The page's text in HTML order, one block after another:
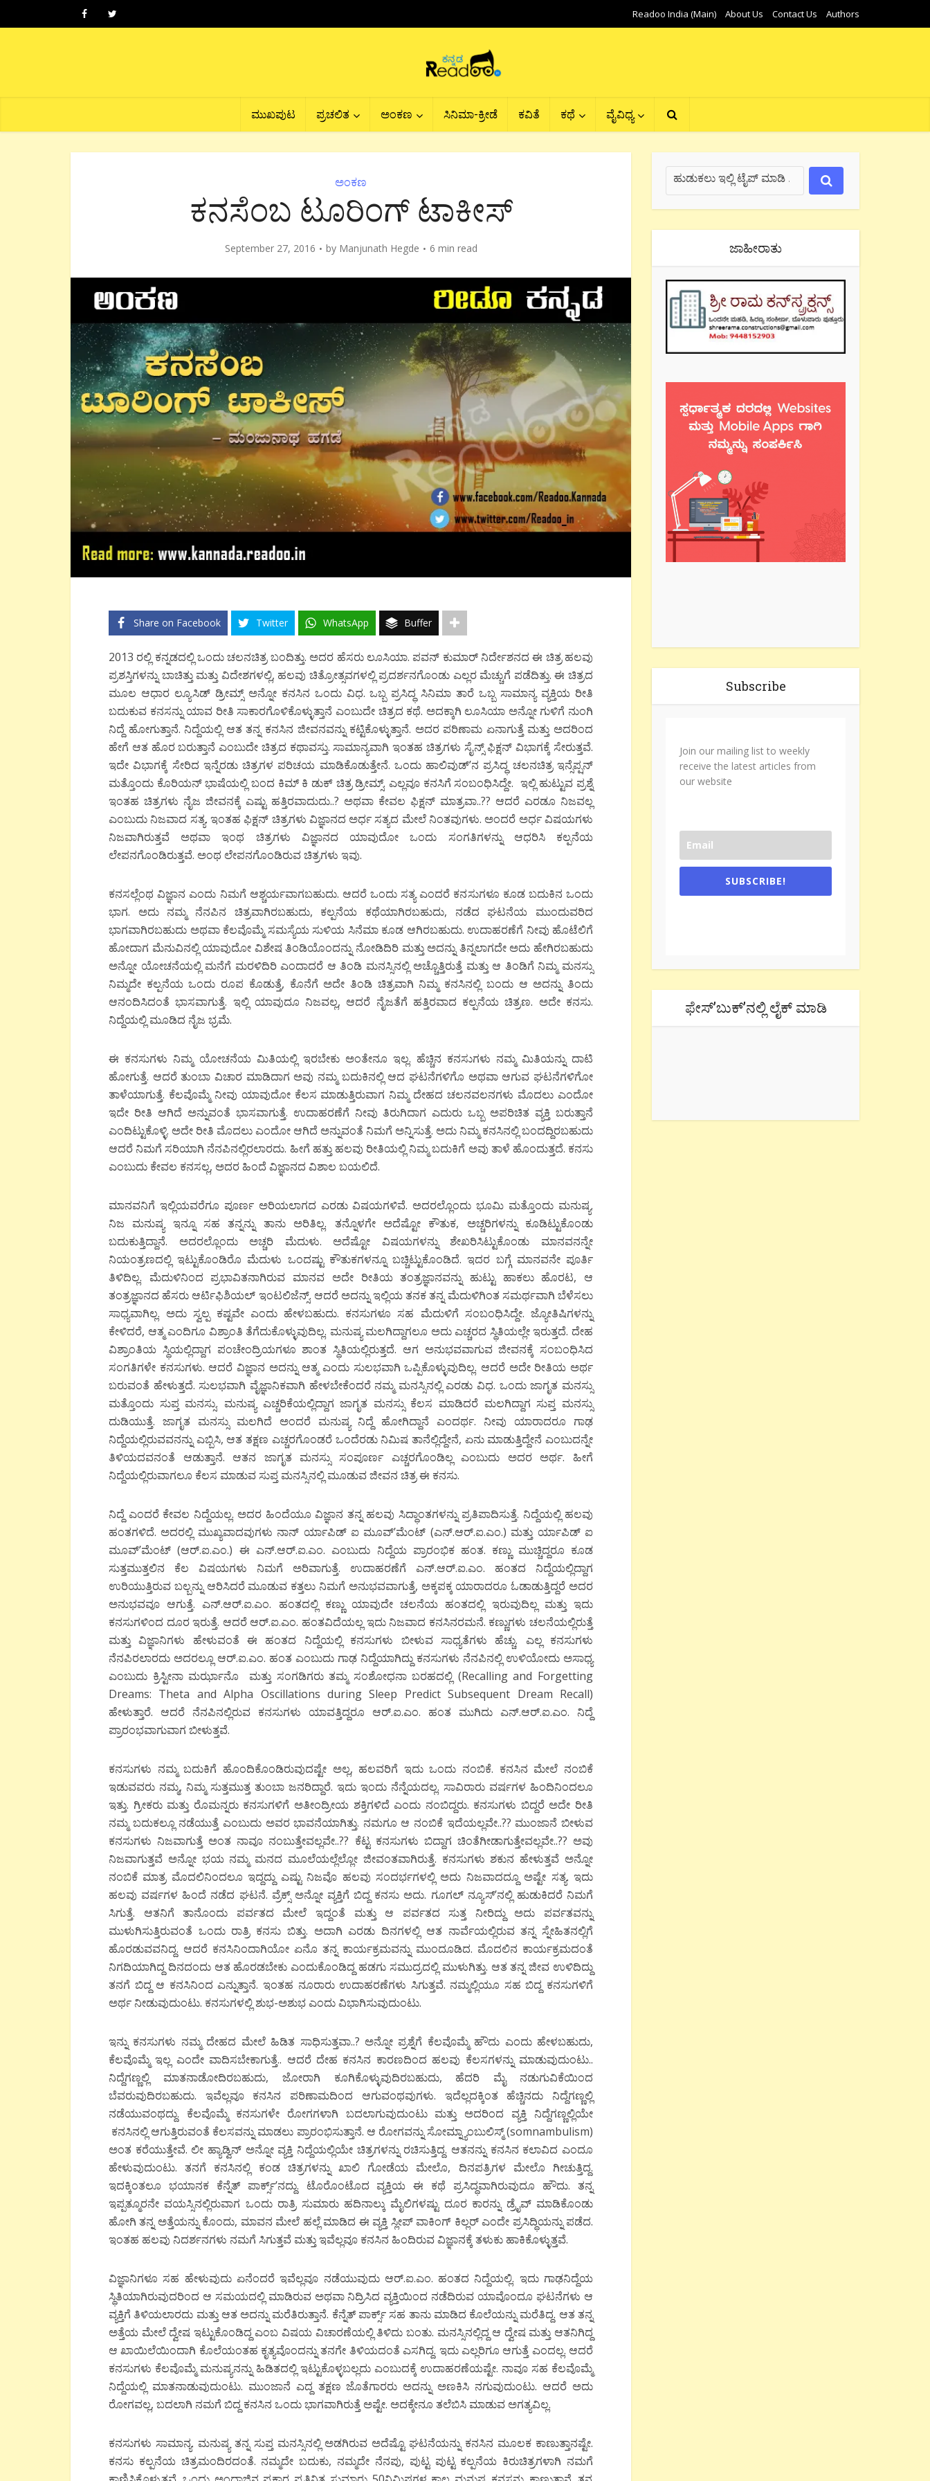
Readoo India (Main) About Us Contact Us Authors
ಮುಖಪುಟ ಪ್ರಚಲಿತ ಅಂಕಣ ಸಿನಿಮಾ-ಕ್ರೀಡೆ ಕವಿತೆ ಕಥೆ ವೈವಿಧ್ಯ
ಅಂಕಣ
ಕನಸೆಂಬ ಟೂರಿಂಗ್ ಟಾಕೀಸ್
September 27, 2016 by Manjunath Hegde 6 min read
Share on Facebook Twitter WhatsApp Buffer
2013 ರಲ್ಲಿ ಕನ್ನಡದಲ್ಲಿ ಒಂದು ಚಲನಚಿತ್ರ ಬಂದಿತ್ತು. ಅದರ ಹೆಸರು ಲೂಸಿಯಾ. ಪವನ್ ಕುಮಾರ್ ನಿರ್ದೇಶನದ ಈ ಚಿತ್ರ ಹಲವು
ಪ್ರಶಸ್ತಿಗಳನ್ನು ಬಾಚಿತ್ತು ಮತ್ತು ವಿದೇಶಗಳಲ್ಲಿ, ಹಲವು ಚಿತ್ರೋತ್ಸವಗಳಲ್ಲಿ ಪ್ರದರ್ಶನಗೊಂಡು ಎಲ್ಲರ ಮೆಚ್ಚುಗೆ ಪಡೆದಿತ್ತು. ಈ ಚಿತ್ರದ
ಮೂಲ ಆಧಾರ ಲ್ಯೂಸಿಡ್ ಡ್ರೀಮ್ಸ್ ಅನ್ನೋ ಕನಸಿನ ಒಂದು ವಿಧ. ಒಬ್ಬ ಪ್ರಸಿದ್ಧ ಸಿನಿಮಾ ತಾರೆ ಒಬ್ಬ ಸಾಮಾನ್ಯ ವ್ಯಕ್ತಿಯ ರೀತಿ
ಬದುಕುವ ಕನಸನ್ನು ಯಾವ ರೀತಿ ಸಾಕಾರಗೊಳಿಕೊಳ್ಳುತ್ತಾನೆ ಎಂಬುದೇ ಚಿತ್ರದ ಕಥೆ. ಅದಕ್ಕಾಗಿ ಲೂಸಿಯಾ ಅನ್ನೋ ಗುಳಿಗೆ ನುಂಗಿ
ನಿದ್ದೆ ಹೋಗುತ್ತಾನೆ. ನಿದ್ದೆಯಲ್ಲಿ ಆತ ತನ್ನ ಕನಸಿನ ಜೀವನವನ್ನು ಕಟ್ಟಿಕೊಳ್ಳುತ್ತಾನೆ. ಅದರ ಪರಿಣಾಮ ಏನಾಗುತ್ತೆ ಮತ್ತು ಅದರಿಂದ
ಹೇಗೆ ಆತ ಹೊರ ಬರುತ್ತಾನೆ ಎಂಬುದೇ ಚಿತ್ರದ ಕಥಾವಸ್ತು. ಸಾಮಾನ್ಯವಾಗಿ ಇಂತಹ ಚಿತ್ರಗಳು ಸೈನ್ಸ್ ಫಿಕ್ಷನ್ ವಿಭಾಗಕ್ಕೆ ಸೇರುತ್ತವೆ.
ಇದೇ ವಿಭಾಗಕ್ಕೆ ಸೇರಿದ ಇನ್ನೆರಡು ಚಿತ್ರಗಳ ಪರಿಚಯ ಮಾಡಿಕೊಡುತ್ತೇನೆ. ಒಂದು ಹಾಲಿವುಡ್’ನ ಪ್ರಸಿದ್ಧ ಚಲನಚಿತ್ರ ಇನ್ಸೆಪ್ಷನ್
ಮತ್ತೊಂದು ಕೊರಿಯನ್ ಭಾಷೆಯಲ್ಲಿ ಬಂದ ಕಿಮ್ ಕಿ ಡುಕ್ ಚಿತ್ರ ಡ್ರೀಮ್ಸ್. ಎಲ್ಲವೂ ಕನಸಿಗೆ ಸಂಬಂಧಿಸಿದ್ದೇ. ಇಲ್ಲಿ ಹುಟ್ಟುವ ಪ್ರಶ್ನೆ
ಇಂತಹ ಚಿತ್ರಗಳು ನೈಜ ಜೀವನಕ್ಕೆ ಎಷ್ಟು ಹತ್ತಿರವಾದುದು..? ಅಥವಾ ಕೇವಲ ಫಿಕ್ಷನ್ ಮಾತ್ರವಾ..?? ಆದರೆ ಎರಡೂ ನಿಜವಲ್ಲ
ಎಂಬುದು ನಿಜವಾದ ಸತ್ಯ. ಇಂತಹ ಫಿಕ್ಷನ್ ಚಿತ್ರಗಳು ವಿಜ್ಞಾನದ ಅರ್ಧ ಸತ್ಯದ ಮೇಲೆ ನಿಂತವುಗಳು. ಅಂದರೆ ಅರ್ಧ ವಿಷಯಗಳು
ನಿಜವಾಗಿರುತ್ತವೆ ಅಥವಾ ಇಂಥ ಚಿತ್ರಗಳು ವಿಜ್ಞಾನದ ಯಾವುದೋ ಒಂದು ಸಂಗತಿಗಳನ್ನು ಆಧರಿಸಿ ಕಲ್ಪನೆಯ
ಲೇಪನಗೊಂಡಿರುತ್ತವೆ. ಅಂಥ ಲೇಪನಗೊಂಡಿರುವ ಚಿತ್ರಗಳು ಇವು.
ಕನಸಲ್ಲೆಂಥ ವಿಜ್ಞಾನ ಎಂದು ನಿಮಗೆ ಆಶ್ಚರ್ಯವಾಗಬಹುದು. ಆದರೆ ಒಂದು ಸತ್ಯ ಎಂದರೆ ಕನಸುಗಳೂ ಕೂಡ ಬದುಕಿನ ಒಂದು
ಭಾಗ. ಅದು ನಮ್ಮ ನೆನಪಿನ ಚಿತ್ರವಾಗಿರಬಹುದು, ಕಲ್ಪನೆಯ ಕಥೆಯಾಗಿರಬಹುದು, ನಡೆದ ಘಟನೆಯ ಮುಂದುವರಿದ
ಭಾಗವಾಗಿರಬಹುದು ಅಥವಾ ಕೆಲವೊಮ್ಮೆ ಸಮಸ್ಯೆಯ ಸುಳಿಯ ಸಿನೆಮಾ ಕೂಡ ಆಗಿರಬಹುದು. ಉದಾಹರಣೆಗೆ ನೀವು ಹೊಟೆಲಿಗೆ
ಹೋದಾಗ ಮೆನುವಿನಲ್ಲಿ ಯಾವುದೋ ವಿಶೇಷ ತಿಂಡಿಯೊಂದನ್ನು ನೋಡಿದಿರಿ ಮತ್ತು ಅದನ್ನು ತಿನ್ನಲಾಗದೇ ಅದು ಹೇಗಿರಬಹುದು
ಅನ್ನೋ ಯೋಚನೆಯಲ್ಲಿ ಮನೆಗೆ ಮರಳಿದಿರಿ ಎಂದಾದರೆ ಆ ತಿಂಡಿ ಮನಸ್ಸಿನಲ್ಲಿ ಅಚ್ಚೊತ್ತಿರುತ್ತೆ ಮತ್ತು ಆ ತಿಂಡಿಗೆ ನಿಮ್ಮ ಮನಸ್ಸು
ನಿಮ್ಮದೇ ಕಲ್ಪನೆಯ ಒಂದು ರೂಪ ಕೊಡುತ್ತೆ, ಕೊನೆಗೆ ಅದೇ ತಿಂಡಿ ಚಿತ್ರವಾಗಿ ನಿಮ್ಮ ಕನಸಿನಲ್ಲಿ ಬಂದು ಆ ಅದನ್ನು ತಿಂದು
ಆನಂದಿಸಿದಂತೆ ಭಾಸವಾಗುತ್ತೆ. ಇಲ್ಲಿ ಯಾವುದೂ ನಿಜವಲ್ಲ, ಆದರೆ ನೈಜತೆಗೆ ಹತ್ತಿರವಾದ ಕಲ್ಪನೆಯ ಚಿತ್ರಣ. ಅದೇ ಕನಸು.
ನಿದ್ದೆಯಲ್ಲಿ ಮೂಡಿದ ನೈಜ ಭ್ರಮೆ.
ಈ ಕನಸುಗಳು ನಿಮ್ಮ ಯೋಚನೆಯ ಮಿತಿಯಲ್ಲಿ ಇರಬೇಕು ಅಂತೇನೂ ಇಲ್ಲ. ಹೆಚ್ಚಿನ ಕನಸುಗಳು ನಮ್ಮ ಮಿತಿಯನ್ನು ದಾಟಿ
ಹೋಗುತ್ತೆ. ಆದರೆ ತುಂಬಾ ವಿಚಾರ ಮಾಡಿದಾಗ ಅವು ನಮ್ಮ ಬದುಕಿನಲ್ಲಿ ಆದ ಘಟನೆಗಳಿಗೊ ಅಥವಾ ಆಗುವ ಘಟನೆಗಳಿಗೋ
ತಾಳೆಯಾಗುತ್ತೆ. ಕೆಲವೊಮ್ಮೆ ನೀವು ಯಾವುದೋ ಕೆಲಸ ಮಾಡುತ್ತಿರುವಾಗ ನಿಮ್ಮ ದೇಹದ ಚಲನವಲನಗಳು ಮೊದಲು ಎಂದೋ
ಇದೇ ರೀತಿ ಆಗಿದೆ ಅನ್ನುವಂತೆ ಭಾಸವಾಗುತ್ತೆ. ಉದಾಹರಣೆಗೆ ನೀವು ತಿರುಗಿದಾಗ ಎದುರು ಒಬ್ಬ ಅಪರಿಚಿತ ವ್ಯಕ್ತಿ ಬರುತ್ತಾನೆ
ಎಂದಿಟ್ಟುಕೊಳ್ಳಿ. ಅದೇ ರೀತಿ ಮೊದಲು ಎಂದೋ ಆಗಿದೆ ಅನ್ನುವಂತೆ ನಿಮಗೆ ಅನ್ನಿಸುತ್ತೆ. ಅದು ನಿಮ್ಮ ಕನಸಿನಲ್ಲಿ ಬಂದದ್ದಿರಬಹುದು
ಆದರೆ ನಿಮಗೆ ಸರಿಯಾಗಿ ನೆನಪಿನಲ್ಲಿರಲಾರದು. ಹೀಗೆ ಹತ್ತು ಹಲವು ರೀತಿಯಲ್ಲಿ ನಿಮ್ಮ ಬದುಕಿಗೆ ಅವು ತಾಳೆ ಹೊಂದುತ್ತದೆ. ಕನಸು
ಎಂಬುದು ಕೇವಲ ಕನಸಲ್ಲ, ಅದರ ಹಿಂದೆ ವಿಜ್ಞಾನದ ವಿಶಾಲ ಬಯಲಿದೆ.
ಮಾನವನಿಗೆ ಇಲ್ಲಿಯವರೆಗೂ ಪೂರ್ಣ ಅರಿಯಲಾಗದ ಎರಡು ವಿಷಯಗಳಿವೆ. ಅದರಲ್ಲೊಂದು ಭೂಮಿ ಮತ್ತೊಂದು ಮನುಷ್ಯ.
ನಿಜ ಮನುಷ್ಯ ಇನ್ನೂ ಸಹ ತನ್ನನ್ನು ತಾನು ಅರಿತಿಲ್ಲ. ತನ್ನೊಳಗೇ ಅದೆಷ್ಟೋ ಕೌತುಕ, ಅಚ್ಚರಿಗಳನ್ನು ಕೂಡಿಟ್ಟುಕೊಂಡು
ಬದುಕುತ್ತಿದ್ದಾನೆ. ಅದರಲ್ಲೊಂದು ಅಚ್ಚರಿ ಮೆದುಳು. ಅದೆಷ್ಟೋ ವಿಷಯಗಳನ್ನು ಶೇಖರಿಸಿಟ್ಟುಕೊಂಡು ಮಾನವನನ್ನೇ
ನಿಯಂತ್ರಣದಲ್ಲಿ ಇಟ್ಟುಕೊಂಡಿರೊ ಮೆದುಳು ಒಂದಷ್ಟು ಕೌತುಕಗಳನ್ನೂ ಬಚ್ಚಿಟ್ಟುಕೊಂಡಿದೆ. ಇದರ ಬಗ್ಗೆ ಮಾನವನೇ ಪೂರ್ತಿ
ತಿಳಿದಿಲ್ಲ. ಮೆದುಳಿನಿಂದ ಪ್ರಭಾವಿತನಾಗಿರುವ ಮಾನವ ಅದೇ ರೀತಿಯ ತಂತ್ರಜ್ಞಾನವನ್ನು ಹುಟ್ಟು ಹಾಕಲು ಹೊರಟ, ಆ
ತಂತ್ರಜ್ಞಾನದ ಹೆಸರು ಆರ್ಟಿಫಿಶಿಯಲ್ ಇಂಟಲಿಜೆನ್ಸ್. ಆದರೆ ಅದನ್ನು ಇಲ್ಲಿಯ ತನಕ ತನ್ನ ಮೆದುಳಿಗಿಂತ ಸಮರ್ಥವಾಗಿ ಬೆಳೆಸಲು
ಸಾಧ್ಯವಾಗಿಲ್ಲ. ಅದು ಸ್ವಲ್ಪ ಕಷ್ಟವೇ ಎಂದು ಹೇಳಬಹುದು. ಕನಸುಗಳೂ ಸಹ ಮೆದುಳಿಗೆ ಸಂಬಂಧಿಸಿದ್ದೇ. ಜ್ಯೋತಿಷಿಗಳನ್ನು
ಕೇಳಿದರೆ, ಆತ್ಮ ಎಂದಿಗೂ ವಿಶ್ರಾಂತಿ ತೆಗೆದುಕೊಳ್ಳುವುದಿಲ್ಲ. ಮನುಷ್ಯ ಮಲಗಿದ್ದಾಗಲೂ ಅದು ಎಚ್ಚರದ ಸ್ಥಿತಿಯಲ್ಲೇ ಇರುತ್ತದೆ. ದೇಹ
ವಿಶ್ರಾಂತಿಯ ಸ್ಥಿಯಲ್ಲಿದ್ದಾಗ ಪಂಚೇಂದ್ರಿಯಗಳೂ ಶಾಂತ ಸ್ಥಿತಿಯಲ್ಲಿರುತ್ತದೆ. ಆಗ ಅನುಭವವಾಗುವ ಜೀವನಕ್ಕೆ ಸಂಬಂಧಿಸಿದ
ಸಂಗತಿಗಳೇ ಕನಸುಗಳು. ಆದರೆ ವಿಜ್ಞಾನ ಅದನ್ನು ಆತ್ಮ ಎಂದು ಸುಲಭವಾಗಿ ಒಪ್ಪಿಕೊಳ್ಳುವುದಿಲ್ಲ. ಆದರೆ ಅದೇ ರೀತಿಯ ಅರ್ಥ
ಬರುವಂತೆ ಹೇಳುತ್ತದೆ. ಸುಲಭವಾಗಿ ವೈಜ್ಞಾನಿಕವಾಗಿ ಹೇಳಬೇಕೆಂದರೆ ನಮ್ಮ ಮನಸ್ಸಿನಲ್ಲಿ ಎರಡು ವಿಧ. ಒಂದು ಜಾಗೃತ ಮನಸ್ಸು
ಮತ್ತೊಂದು ಸುಪ್ತ ಮನಸ್ಸು. ಮನುಷ್ಯ ಎಚ್ಚರಿಕೆಯಲ್ಲಿದ್ದಾಗ ಜಾಗೃತ ಮನಸ್ಸು ಕೆಲಸ ಮಾಡಿದರೆ ಮಲಗಿದ್ದಾಗ ಸುಪ್ತ ಮನಸ್ಸು
ದುಡಿಯುತ್ತೆ. ಜಾಗೃತ ಮನಸ್ಸು ಮಲಗಿದೆ ಅಂದರೆ ಮನುಷ್ಯ ನಿದ್ದೆ ಹೋಗಿದ್ದಾನೆ ಎಂದರ್ಥ. ನೀವು ಯಾರಾದರೂ ಗಾಢ
ನಿದ್ದೆಯಲ್ಲಿರುವವನನ್ನು ಎಬ್ಬಿಸಿ, ಆತ ತಕ್ಷಣ ಎಚ್ಚರಗೊಂಡರೆ ಒಂದೆರಡು ನಿಮಿಷ ತಾನೆಲ್ಲಿದ್ದೇನೆ, ಏನು ಮಾಡುತ್ತಿದ್ದೇನೆ ಎಂಬುದನ್ನೇ
ತಿಳಿಯದವನಂತೆ ಆಡುತ್ತಾನೆ. ಆತನ ಜಾಗೃತ ಮನಸ್ಸು ಸಂಪೂರ್ಣ ಎಚ್ಚರಗೊಂಡಿಲ್ಲ ಎಂಬುದು ಅದರ ಅರ್ಥ. ಹೀಗೆ
ನಿದ್ದೆಯಲ್ಲಿರುವಾಗಲೂ ಕೆಲಸ ಮಾಡುವ ಸುಪ್ತ ಮನಸ್ಸಿನಲ್ಲಿ ಮೂಡುವ ಜೀವನ ಚಿತ್ರ ಈ ಕನಸು.
ನಿದ್ದೆ ಎಂದರೆ ಕೇವಲ ನಿದ್ದೆಯಲ್ಲ. ಅದರ ಹಿಂದೆಯೂ ವಿಜ್ಞಾನ ತನ್ನ ಹಲವು ಸಿದ್ಧಾಂತಗಳನ್ನು ಪ್ರತಿಪಾದಿಸುತ್ತೆ. ನಿದ್ದೆಯಲ್ಲಿ ಹಲವು
ಹಂತಗಳಿದೆ. ಅದರಲ್ಲಿ ಮುಖ್ಯವಾದವುಗಳು ನಾನ್ ರ್ಯಾಪಿಡ್ ಐ ಮೂವ್’ಮೆಂಟ್ (ಎನ್.ಆರ್.ಐ.ಎಂ.) ಮತ್ತು ರ್ಯಾಪಿಡ್ ಐ
ಮೂವ್’ಮೆಂಟ್ (ಆರ್.ಐ.ಎಂ.) ಈ ಎನ್.ಆರ್.ಐ.ಎಂ. ಎಂಬುದು ನಿದ್ದೆಯ ಪ್ರಾರಂಭಿಕ ಹಂತ. ಕಣ್ಣು ಮುಚ್ಚಿದ್ದರೂ ಕೂಡ
ಸುತ್ತಮುತ್ತಲಿನ ಕೆಲ ವಿಷಯಗಳು ನಿಮಗೆ ಅರಿವಾಗುತ್ತೆ. ಉದಾಹರಣೆಗೆ ಎನ್.ಆರ್.ಐ.ಎಂ. ಹಂತದ ನಿದ್ದೆಯಲ್ಲಿದ್ದಾಗ
ಉರಿಯುತ್ತಿರುವ ಬಲ್ಬನ್ನು ಆರಿಸಿದರೆ ಮೂಡುವ ಕತ್ತಲು ನಿಮಗೆ ಅನುಭವವಾಗುತ್ತೆ, ಅಕ್ಕಪಕ್ಕ ಯಾರಾದರೂ ಓಡಾಡುತ್ತಿದ್ದರೆ ಅದರ
ಅನುಭವವೂ ಆಗುತ್ತೆ. ಎನ್.ಆರ್.ಐ.ಎಂ. ಹಂತದಲ್ಲಿ ಕಣ್ಣು ಯಾವುದೇ ಚಲನೆಯ ಹಂತದಲ್ಲಿ ಇರುವುದಿಲ್ಲ ಮತ್ತು ಇದು
ಕನಸುಗಳಿಂದ ದೂರ ಇರುತ್ತೆ. ಆದರೆ ಆರ್.ಐ.ಎಂ. ಹಂತವಿದೆಯಲ್ಲ ಇದು ನಿಜವಾದ ಕನಸಿನರಮನೆ. ಕಣ್ಣುಗಳು ಚಲನೆಯಲ್ಲಿರುತ್ತೆ
ಮತ್ತು ವಿಜ್ಞಾನಿಗಳು ಹೇಳುವಂತೆ ಈ ಹಂತದ ನಿದ್ದೆಯಲ್ಲಿ ಕನಸುಗಳು ಬೀಳುವ ಸಾಧ್ಯತೆಗಳು ಹೆಚ್ಚು. ಎಲ್ಲ ಕನಸುಗಳು
ನೆನಪಿರಲಾರದು ಅದರಲ್ಲೂ ಆರ್.ಐ.ಎಂ. ಹಂತ ಎಂಬುದು ಗಾಢ ನಿದ್ದೆಯಾಗಿದ್ದು ಕನಸುಗಳು ನೆನಪಿನಲ್ಲಿ ಉಳಿಯೋದು ಅಸಾಧ್ಯ
ಎಂಬುದು ಕ್ರಿಸ್ಟೀನಾ ಮರ್ಝಾನೊ ಮತ್ತು ಸಂಗಡಿಗರು ತಮ್ಮ ಸಂಶೋಧನಾ ಬರಹದಲ್ಲಿ (Recalling and Forgetting
Dreams: Theta and Alpha Oscillations during Sleep Predict Subsequent Dream Recall)
ಹೇಳುತ್ತಾರೆ. ಆದರೆ ನೆನಪಿನಲ್ಲಿರುವ ಕನಸುಗಳು ಯಾವತ್ತಿದ್ದರೂ ಆರ್.ಐ.ಎಂ. ಹಂತ ಮುಗಿದು ಎನ್.ಆರ್.ಐ.ಎಂ. ನಿದ್ದೆ
ಪ್ರಾರಂಭವಾಗುವಾಗ ಬೀಳುತ್ತವೆ.
ಕನಸುಗಳು ನಮ್ಮ ಬದುಕಿಗೆ ಹೊಂದಿಕೊಂಡಿರುವುದಷ್ಟೇ ಅಲ್ಲ, ಹಲವರಿಗೆ ಇದು ಒಂದು ನಂಬಿಕೆ. ಕನಸಿನ ಮೇಲೆ ನಂಬಿಕೆ
ಇಡುವವರು ನಮ್ಮ, ನಿಮ್ಮ ಸುತ್ತಮುತ್ತ ತುಂಬಾ ಜನರಿದ್ದಾರೆ. ಇದು ಇಂದು ನೆನ್ನೆಯದಲ್ಲ. ಸಾವಿರಾರು ವರ್ಷಗಳ ಹಿಂದಿನಿಂದಲೂ
ಇತ್ತು. ಗ್ರೀಕರು ಮತ್ತು ರೊಮನ್ನರು ಕನಸುಗಳಿಗೆ ಅತೀಂದ್ರೀಯ ಶಕ್ತಿಗಳಿದೆ ಎಂದು ನಂಬಿದ್ದರು. ಕನಸುಗಳು ಬಿದ್ದರೆ ಅದೇ ರೀತಿ
ನಮ್ಮ ಬದುಕಲ್ಲೂ ನಡೆಯುತ್ತೆ ಎಂಬುದು ಅವರ ಭಾವನೆಯಾಗಿತ್ತು. ನಮಗೂ ಆ ನಂಬಿಕೆ ಇದೆಯಲ್ಲವೇ..?? ಮುಂಜಾನೆ ಬೀಳುವ
ಕನಸುಗಳು ನಿಜವಾಗುತ್ತೆ ಅಂತ ನಾವೂ ನಂಬುತ್ತೇವಲ್ಲವೇ..?? ಕೆಟ್ಟ ಕನಸುಗಳು ಬಿದ್ದಾಗ ಚಿಂತೆಗೀಡಾಗುತ್ತೇವಲ್ಲವೇ..?? ಅವು
ನಿಜವಾಗುತ್ತವೆ ಅನ್ನೋ ಭಯ ನಮ್ಮ ಮನದ ಮೂಲೆಯಲ್ಲೆಲ್ಲೋ ಜೀವಂತವಾಗಿರುತ್ತೆ. ಕನಸುಗಳು ಶಕುನ ಹೇಳುತ್ತವೆ ಅನ್ನೋ
ನಂಬಿಕೆ ಮಾತ್ರ ಮೊದಲಿನಿಂದಲೂ ಇದ್ದದ್ದು ಎಷ್ಟು ನಿಜವೊ ಹಲವು ಸಂದರ್ಭಗಳಲ್ಲಿ ಅದು ನಿಜವಾದದ್ದೂ ಅಷ್ಟೇ ಸತ್ಯ. ಇದು
ಹಲವು ವರ್ಷಗಳ ಹಿಂದೆ ನಡೆದ ಘಟನೆ. ವ್ರೆಕ್ಸ್ ಅನ್ನೋ ವ್ಯಕ್ತಿಗೆ ಬಿದ್ದ ಕನಸು ಅದು. ಗೂಗಲ್ ನ್ಯೂಸ್’ನಲ್ಲಿ ಹುಡುಕಿದರೆ ನಿಮಗೆ
ಸಿಗುತ್ತೆ. ಆತನಿಗೆ ತಾನೊಂದು ಪರ್ವತದ ಮೇಲೆ ಇದ್ದಂತೆ ಮತ್ತು ಆ ಪರ್ವತದ ಸುತ್ತ ನೀರಿದ್ದು ಅದು ಪರ್ವತವನ್ನು
ಮುಳುಗಿಸುತ್ತಿರುವಂತೆ ಒಂದು ರಾತ್ರಿ ಕನಸು ಬಿತ್ತು. ಅದಾಗಿ ಎರಡು ದಿನಗಳಲ್ಲಿ ಆತ ನಾರ್ವೆಯಲ್ಲಿರುವ ತನ್ನ ಸ್ನೇಹಿತನಲ್ಲಿಗೆ
ಹೊರಡುವವನಿದ್ದ. ಆದರೆ ಕನಸಿನಿಂದಾಗಿಯೋ ಏನೊ ತನ್ನ ಕಾರ್ಯಕ್ರಮವನ್ನು ಮುಂದೂಡಿದ. ಮೊದಲಿನ ಕಾರ್ಯಕ್ರಮದಂತೆ
ನಿಗದಿಯಾಗಿದ್ದ ದಿನದಂದು ಆತ ಹೊರಡಬೇಕು ಎಂದುಕೊಂಡಿದ್ದ ಹಡಗು ಸಮುದ್ರದಲ್ಲಿ ಮುಳುಗಿತ್ತು. ಆತ ತನ್ನ ಜೀವ ಉಳಿದಿದ್ದು
ತನಗೆ ಬಿದ್ದ ಆ ಕನಸಿನಿಂದ ಎನ್ನುತ್ತಾನೆ. ಇಂತಹ ನೂರಾರು ಉದಾಹರಣೆಗಳು ಸಿಗುತ್ತವೆ. ನಮ್ಮಲ್ಲಿಯೂ ಸಹ ಬಿದ್ದ ಕನಸುಗಳಿಗೆ
ಅರ್ಥ ನೀಡುವುದುಂಟು. ಕನಸುಗಳಲ್ಲಿ ಶುಭ-ಅಶುಭ ಎಂದು ವಿಭಾಗಿಸುವುದುಂಟು.
ಇನ್ನು ಕನಸುಗಳು ನಮ್ಮ ದೇಹದ ಮೇಲೆ ಹಿಡಿತ ಸಾಧಿಸುತ್ತವಾ..? ಅನ್ನೋ ಪ್ರಶ್ನೆಗೆ ಕೆಲವೊಮ್ಮೆ ಹೌದು ಎಂದು ಹೇಳಬಹುದು,
ಕೆಲವೊಮ್ಮೆ ಇಲ್ಲ ಎಂದೇ ವಾದಿಸಬೇಕಾಗುತ್ತೆ.. ಆದರೆ ದೇಹ ಕನಸಿನ ಕಾರಣದಿಂದ ಹಲವು ಕೆಲಸಗಳನ್ನು ಮಾಡುವುದುಂಟು..
ನಿದ್ದೆಗಣ್ಣಲ್ಲಿ ಮಾತನಾಡೋದಿರಬಹುದು, ಜೋರಾಗಿ ಕೂಗಿಕೊಳ್ಳುವುದಿರಬಹುದು, ಹೆದರಿ ಮೈ ನಡುಗುವಿಕೆಯಿಂದ
ಬೆವರುವುದಿರಬಹುದು. ಇವೆಲ್ಲವೂ ಕನಸಿನ ಪರಿಣಾಮದಿಂದ ಆಗುವಂಥವುಗಳು. ಇದೆಲ್ಲದಕ್ಕಿಂತ ಹೆಚ್ಚಿನದು ನಿದ್ದೆಗಣ್ಣಲ್ಲಿ
ನಡೆಯುವಂಥದ್ದು. ಕೆಲವೊಮ್ಮೆ ಕನಸುಗಳೇ ರೋಗಗಳಾಗಿ ಬದಲಾಗುವುದುಂಟು ಮತ್ತು ಅದರಿಂದ ವ್ಯಕ್ತಿ ನಿದ್ದೆಗಣ್ಣಲ್ಲಿಯೇ
ಕನಸಿನಲ್ಲಿ ಆಗುತ್ತಿರುವಂತೆ ಕೆಲಸವನ್ನು ಮಾಡಲು ಪ್ರಾರಂಭಿಸುತ್ತಾನೆ. ಆ ರೋಗವನ್ನು ಸೋಮ್ನ್ಯಾಂಬುಲಿಸ್ಮ್ (somnambulism)
ಅಂತ ಕರೆಯುತ್ತೇವೆ. ಲೀ ಹ್ಯಾಡ್ವಿನ್ ಅನ್ನೋ ವ್ಯಕ್ತಿ ನಿದ್ದೆಯಲ್ಲಿಯೇ ಚಿತ್ರಗಳನ್ನು ರಚಿಸುತ್ತಿದ್ದ. ಆತನನ್ನು ಕನಸಿನ ಕಲಾವಿದ ಎಂದೂ
ಹೇಳುವುದುಂಟು. ತನಗೆ ಕನಸಿನಲ್ಲಿ ಕಂಡ ಚಿತ್ರಗಳನ್ನು ಖಾಲಿ ಗೋಡೆಯ ಮೇಲೊ, ದಿನಪತ್ರಿಗಳ ಮೇಲೊ ಗೀಚುತ್ತಿದ್ದ.
ಇದಕ್ಕಿಂತಲೂ ಭಯಾನಕ ಕೆನ್ನೆತ್ ಪಾರ್ಕ್ಸ್’ನದ್ದು. ಟೊರೊಂಟೊದ ವ್ಯಕ್ತಿಯ ಈ ಕಥೆ ಪ್ರಸಿದ್ಧವಾಗಿರುವುದೂ ಹೌದು. ತನ್ನ
ಇಪ್ಪತ್ಮೂರನೇ ವಯಸ್ಸಿನಲ್ಲಿರುವಾಗ ಒಂದು ರಾತ್ರಿ ಸುಮಾರು ಹದಿನಾಲ್ಕು ಮೈಲಿಗಳಷ್ಟು ದೂರ ಕಾರನ್ನು ಡ್ರೈವ್ ಮಾಡಿಕೊಂಡು
ಹೋಗಿ ತನ್ನ ಅತ್ತೆಯನ್ನು ಕೊಂದು, ಮಾವನ ಮೇಲೆ ಹಲ್ಲೆ ಮಾಡಿದ ಈ ವ್ಯಕ್ತಿ ಸ್ಲೀಪ್ ವಾಕಿಂಗ್ ಕಿಲ್ಲರ್ ಎಂದೇ ಪ್ರಸಿದ್ಧಿಯನ್ನು ಪಡೆದ.
ಇಂತಹ ಹಲವು ನಿದರ್ಶನಗಳು ನಮಗೆ ಸಿಗುತ್ತವೆ ಮತ್ತು ಇವೆಲ್ಲವೂ ಕನಸಿನ ಹಿಂದಿರುವ ವಿಜ್ಞಾನಕ್ಕೆ ತಳುಕು ಹಾಕಿಕೊಳ್ಳುತ್ತವೆ.
ವಿಜ್ಞಾನಿಗಳೂ ಸಹ ಹೇಳುವುದು ಏನೆಂದರೆ ಇವೆಲ್ಲವೂ ನಡೆಯುವುದು ಆರ್.ಐ.ಎಂ. ಹಂತದ ನಿದ್ದೆಯಲ್ಲಿ. ಇದು ಗಾಢನಿದ್ದೆಯ
ಸ್ಥಿತಿಯಾಗಿರುವುದರಿಂದ ಆ ಸಮಯದಲ್ಲಿ ಮಾಡಿರುವ ಅಥವಾ ನಿದ್ರಿಸಿದ ವ್ಯಕ್ತಿಯಿಂದ ನಡೆದಿರುವ ಯಾವೊಂದೂ ಘಟನೆಗಳು ಆ
ವ್ಯಕ್ತಿಗೆ ತಿಳಿಯಲಾರದು ಮತ್ತು ಆತ ಅದನ್ನು ಮರೆತಿರುತ್ತಾನೆ. ಕೆನ್ನೆತ್ ಪಾರ್ಕ್ಸ್ ಸಹ ತಾನು ಮಾಡಿದ ಕೊಲೆಯನ್ನು ಮರೆತಿದ್ದ. ಆತ ತನ್ನ
ಅತ್ತೆಯ ಮೇಲೆ ದ್ವೇಷ ಇಟ್ಟುಕೊಂಡಿದ್ದ ಎಂಬ ವಿಷಯ ವಿಚಾರಣೆಯಲ್ಲಿ ತಿಳಿದು ಬಂತು. ಮನಸ್ಸಿನಲ್ಲಿದ್ದ ಆ ದ್ವೇಷ ಮತ್ತು ಆತನಿಗಿದ್ದ
ಆ ಖಾಯಿಲೆಯಿಂದಾಗಿ ಕೊಲೆಯಂತಹ ಕೃತ್ಯವೊಂದನ್ನು ತನಗೇ ತಿಳಿಯದಂತೆ ಎಸಗಿದ್ದ. ಇದು ಎಲ್ಲರಿಗೂ ಆಗುತ್ತೆ ಎಂದಲ್ಲ. ಆದರೆ
ಕನಸುಗಳು ಕೆಲವೊಮ್ಮೆ ಮನುಷ್ಯನನ್ನು ಹಿಡಿತದಲ್ಲಿ ಇಟ್ಟುಕೊಳ್ಳಬಲ್ಲದು ಎಂಬುದಕ್ಕೆ ಉದಾಹರಣೆಯಷ್ಟೇ. ನಾವೂ ಸಹ ಕೆಲವೊಮ್ಮೆ
ನಿದ್ದೆಯಲ್ಲಿ ಮಾತನಾಡುವುದುಂಟು. ಮುಂಜಾನೆ ಎದ್ದ ತಕ್ಷಣ ಜೊತೆಗಾರರು ಅದನ್ನು ಅಣಕಿಸಿ ನಗುವುದುಂಟು. ಆದರೆ ಅದು
ರೋಗವಲ್ಲ, ಬದಲಾಗಿ ನಮಗೆ ಬಿದ್ದ ಕನಸಿನ ಒಂದು ಭಾಗವಾಗಿರುತ್ತೆ ಅಷ್ಟೇ. ಅದಕ್ಕೇನೂ ತಲೆಬಿಸಿ ಮಾಡುವ ಅಗತ್ಯವಿಲ್ಲ.
ಕನಸುಗಳು ಸಾಮಾನ್ಯ. ಮನುಷ್ಯ ತನ್ನ ಸುಪ್ತ ಮನಸ್ಸಿನಲ್ಲಿ ಅಡಗಿರುವ ಅದೆಷ್ಟೊ ಘಟನೆಯನ್ನು ಕನಸಿನ ಮೂಲಕ ಕಾಣುತ್ತಾನಷ್ಟೇ.
ಕನಸು ಕಲ್ಪನೆಯ ಚಿತ್ರಮಂದಿರದಂತೆ. ನಮ್ಮದೇ ಬದುಕು, ನಮ್ಮದೇ ನೆನಪು, ಪುಟ್ಟ ಪುಟ್ಟ ಕಲ್ಪನೆಯ ಕಿರುಚಿತ್ರಗಳಾಗಿ ನಮಗೆ
ಜಾಹೀರಾತು
Subscribe
Join our mailing list to weekly
receive the latest articles from
our website
SUBSCRIBE!
ಫೇಸ್’ಬುಕ್’ನಲ್ಲಿ ಲೈಕ್ ಮಾಡಿ